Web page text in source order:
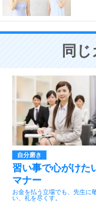
同
自分磨き
習い事で心がけた
マナー
お金を払う立場でも、先生に
い、礼を尽くす。